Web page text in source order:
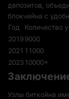
депозитов,
блокчейна с
Год
Количество
20199000
2021 11000
2023 10000+
Узлы биткойна